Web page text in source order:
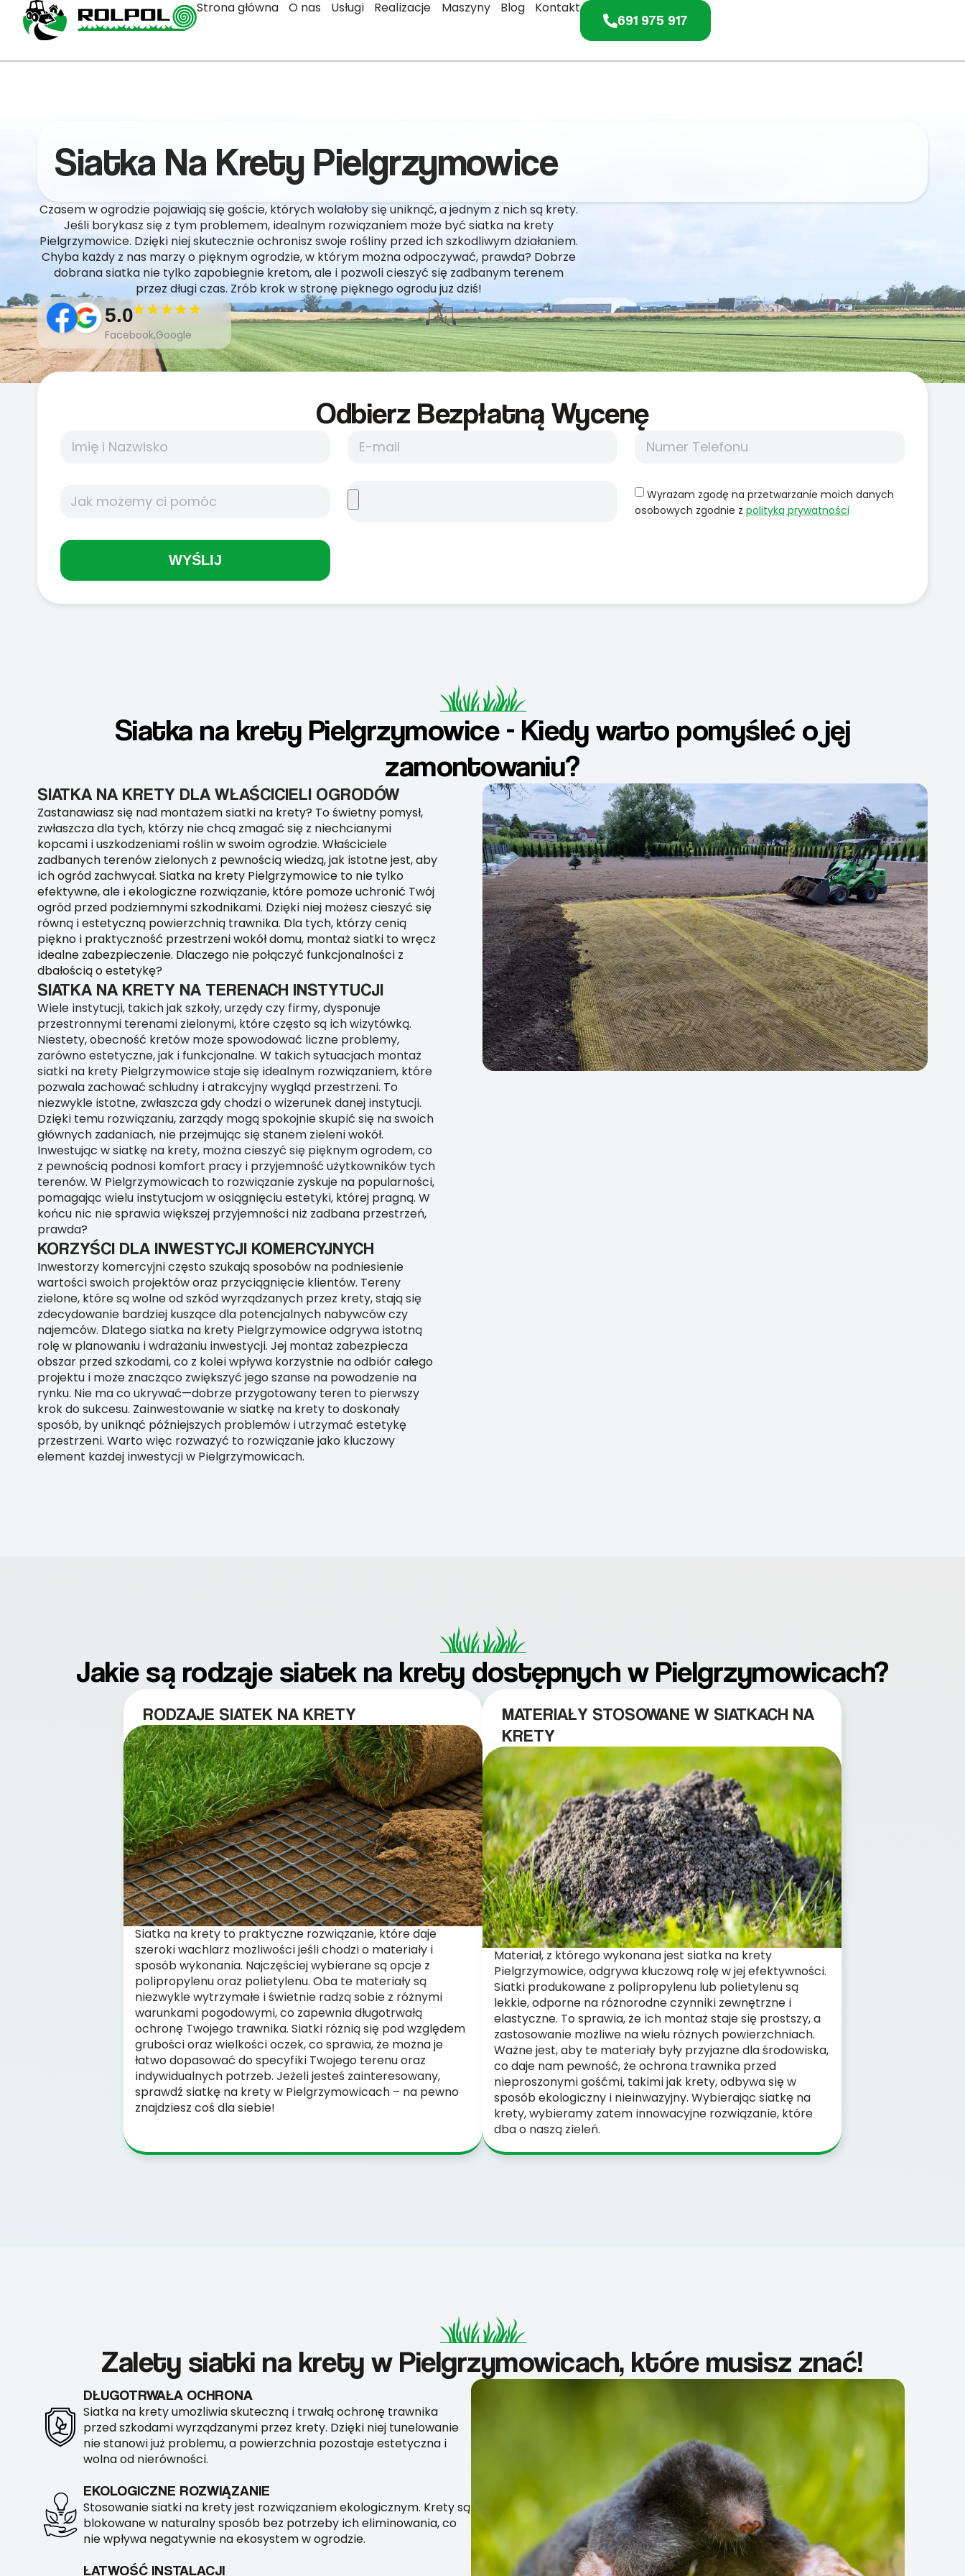
Strona główna O nas Usługi Realizacje Maszyny Blog Kontakt
691 975 917
Siatka Na Krety Pielgrzymowice
Czasem w ogrodzie pojawiają się goście, których wolałoby się uniknąć, a jednym z nich są krety.
Jeśli borykasz się z tym problemem, idealnym rozwiązaniem może być siatka na krety
Pielgrzymowice. Dzięki niej skutecznie ochronisz swoje rośliny przed ich szkodliwym działaniem.
Chyba każdy z nas marzy o pięknym ogrodzie, w którym można odpoczywać, prawda? Dobrze
dobrana siatka nie tylko zapobiegnie kretom, ale i pozwoli cieszyć się zadbanym terenem
przez długi czas. Zrób krok w stronę pięknego ogrodu już dziś!
5.0
Facebook,Google
Odbierz Bezpłatną Wycenę
Wyrażam zgodę na przetwarzanie moich danych
osobowych zgodnie z polityką prywatności
WYŚLIJ
Siatka na krety Pielgrzymowice - Kiedy warto pomyśleć o jej
zamontowaniu?
SIATKA NA KRETY DLA WŁAŚCICIELI OGRODÓW
Zastanawiasz się nad montażem siatki na krety? To świetny pomysł,
zwłaszcza dla tych, którzy nie chcą zmagać się z niechcianymi
kopcami i uszkodzeniami roślin w swoim ogrodzie. Właściciele
zadbanych terenów zielonych z pewnością wiedzą, jak istotne jest, aby
ich ogród zachwycał. Siatka na krety Pielgrzymowice to nie tylko
efektywne, ale i ekologiczne rozwiązanie, które pomoże uchronić Twój
ogród przed podziemnymi szkodnikami. Dzięki niej możesz cieszyć się
równą i estetyczną powierzchnią trawnika. Dla tych, którzy cenią
piękno i praktyczność przestrzeni wokół domu, montaż siatki to wręcz
idealne zabezpieczenie. Dlaczego nie połączyć funkcjonalności z
dbałością o estetykę?
SIATKA NA KRETY NA TERENACH INSTYTUCJI
Wiele instytucji, takich jak szkoły, urzędy czy firmy, dysponuje
przestronnymi terenami zielonymi, które często są ich wizytówką.
Niestety, obecność kretów może spowodować liczne problemy,
zarówno estetyczne, jak i funkcjonalne. W takich sytuacjach montaż
siatki na krety Pielgrzymowice staje się idealnym rozwiązaniem, które
pozwala zachować schludny i atrakcyjny wygląd przestrzeni. To
niezwykle istotne, zwłaszcza gdy chodzi o wizerunek danej instytucji.
Dzięki temu rozwiązaniu, zarządy mogą spokojnie skupić się na swoich
głównych zadaniach, nie przejmując się stanem zieleni wokół.
Inwestując w siatkę na krety, można cieszyć się pięknym ogrodem, co
z pewnością podnosi komfort pracy i przyjemność użytkowników tych
terenów. W Pielgrzymowicach to rozwiązanie zyskuje na popularności,
pomagając wielu instytucjom w osiągnięciu estetyki, której pragną. W
końcu nic nie sprawia większej przyjemności niż zadbana przestrzeń,
prawda?
KORZYŚCI DLA INWESTYCJI KOMERCYJNYCH
Inwestorzy komercyjni często szukają sposobów na podniesienie
wartości swoich projektów oraz przyciągnięcie klientów. Tereny
zielone, które są wolne od szkód wyrządzanych przez krety, stają się
zdecydowanie bardziej kuszące dla potencjalnych nabywców czy
najemców. Dlatego siatka na krety Pielgrzymowice odgrywa istotną
rolę w planowaniu i wdrażaniu inwestycji. Jej montaż zabezpiecza
obszar przed szkodami, co z kolei wpływa korzystnie na odbiór całego
projektu i może znacząco zwiększyć jego szanse na powodzenie na
rynku. Nie ma co ukrywać—dobrze przygotowany teren to pierwszy
krok do sukcesu. Zainwestowanie w siatkę na krety to doskonały
sposób, by uniknąć późniejszych problemów i utrzymać estetykę
przestrzeni. Warto więc rozważyć to rozwiązanie jako kluczowy
element każdej inwestycji w Pielgrzymowicach.
Jakie są rodzaje siatek na krety dostępnych w Pielgrzymowicach?
RODZAJE SIATEK NA KRETY
Siatka na krety to praktyczne rozwiązanie, które daje
szeroki wachlarz możliwości jeśli chodzi o materiały i
sposób wykonania. Najczęściej wybierane są opcje z
polipropylenu oraz polietylenu. Oba te materiały są
niezwykle wytrzymałe i świetnie radzą sobie z różnymi
warunkami pogodowymi, co zapewnia długotrwałą
ochronę Twojego trawnika. Siatki różnią się pod względem
grubości oraz wielkości oczek, co sprawia, że można je
łatwo dopasować do specyfiki Twojego terenu oraz
indywidualnych potrzeb. Jeżeli jesteś zainteresowany,
sprawdź siatkę na krety w Pielgrzymowicach – na pewno
znajdziesz coś dla siebie!
MATERIAŁY STOSOWANE W SIATKACH NA
KRETY
Materiał, z którego wykonana jest siatka na krety
Pielgrzymowice, odgrywa kluczową rolę w jej efektywności.
Siatki produkowane z polipropylenu lub polietylenu są
lekkie, odporne na różnorodne czynniki zewnętrzne i
elastyczne. To sprawia, że ich montaż staje się prostszy, a
zastosowanie możliwe na wielu różnych powierzchniach.
Ważne jest, aby te materiały były przyjazne dla środowiska,
co daje nam pewność, że ochrona trawnika przed
nieproszonymi gośćmi, takimi jak krety, odbywa się w
sposób ekologiczny i nieinwazyjny. Wybierając siatkę na
krety, wybieramy zatem innowacyjne rozwiązanie, które
dba o naszą zieleń.
Zalety siatki na krety w Pielgrzymowicach, które musisz znać!
DŁUGOTRWAŁA OCHRONA
Siatka na krety umożliwia skuteczną i trwałą ochronę trawnika
przed szkodami wyrządzanymi przez krety. Dzięki niej tunelowanie
nie stanowi już problemu, a powierzchnia pozostaje estetyczna i
wolna od nierówności.
EKOLOGICZNE ROZWIĄZANIE
Stosowanie siatki na krety jest rozwiązaniem ekologicznym. Krety są
blokowane w naturalny sposób bez potrzeby ich eliminowania, co
nie wpływa negatywnie na ekosystem w ogrodzie.
ŁATWOŚĆ INSTALACJI